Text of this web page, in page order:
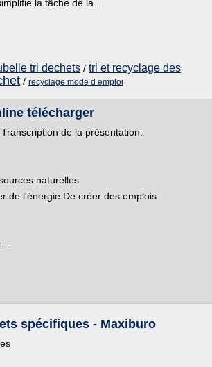
la tâche de la...
tri dechets / tri et recyclage des
/ recyclage mode d emploi
télécharger
de la présentation:
naturelles
de l'énergie De créer des emplois
spécifiques - Maxiburo